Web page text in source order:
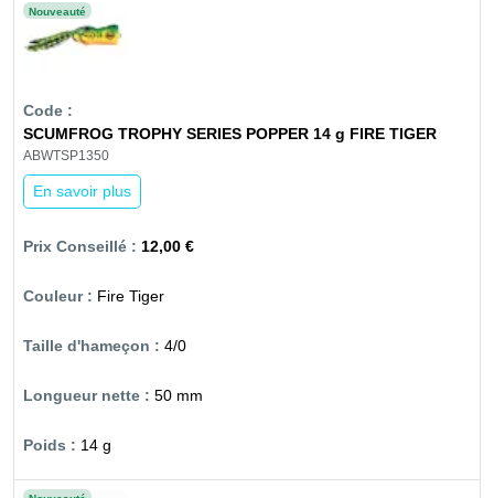
Nouveauté
SCUMFROG TROPHY SERIES POPPER 14 g FIRE TIGER
ABWTSP1350
En savoir plus
12,00 €
Fire Tiger
4/0
50 mm
14 g